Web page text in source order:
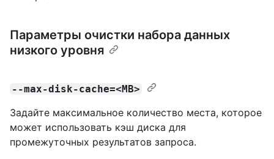
Параметры очистки набора данных
низкого уровня
--max-disk-cache=<MB>
Задайте максимальное количество места, которое
может использовать кэш диска для
промежуточных результатов запроса.